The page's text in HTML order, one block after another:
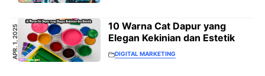
APR. 1, 2025
10 Warna Cat Dapur yang
Elegan Kekinian dan Estetik
DIGITAL MARKETING